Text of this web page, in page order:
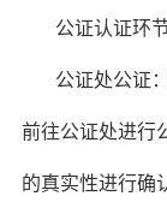
公证认证环节
公证处公证
前往公证处进行
的真实性进行确